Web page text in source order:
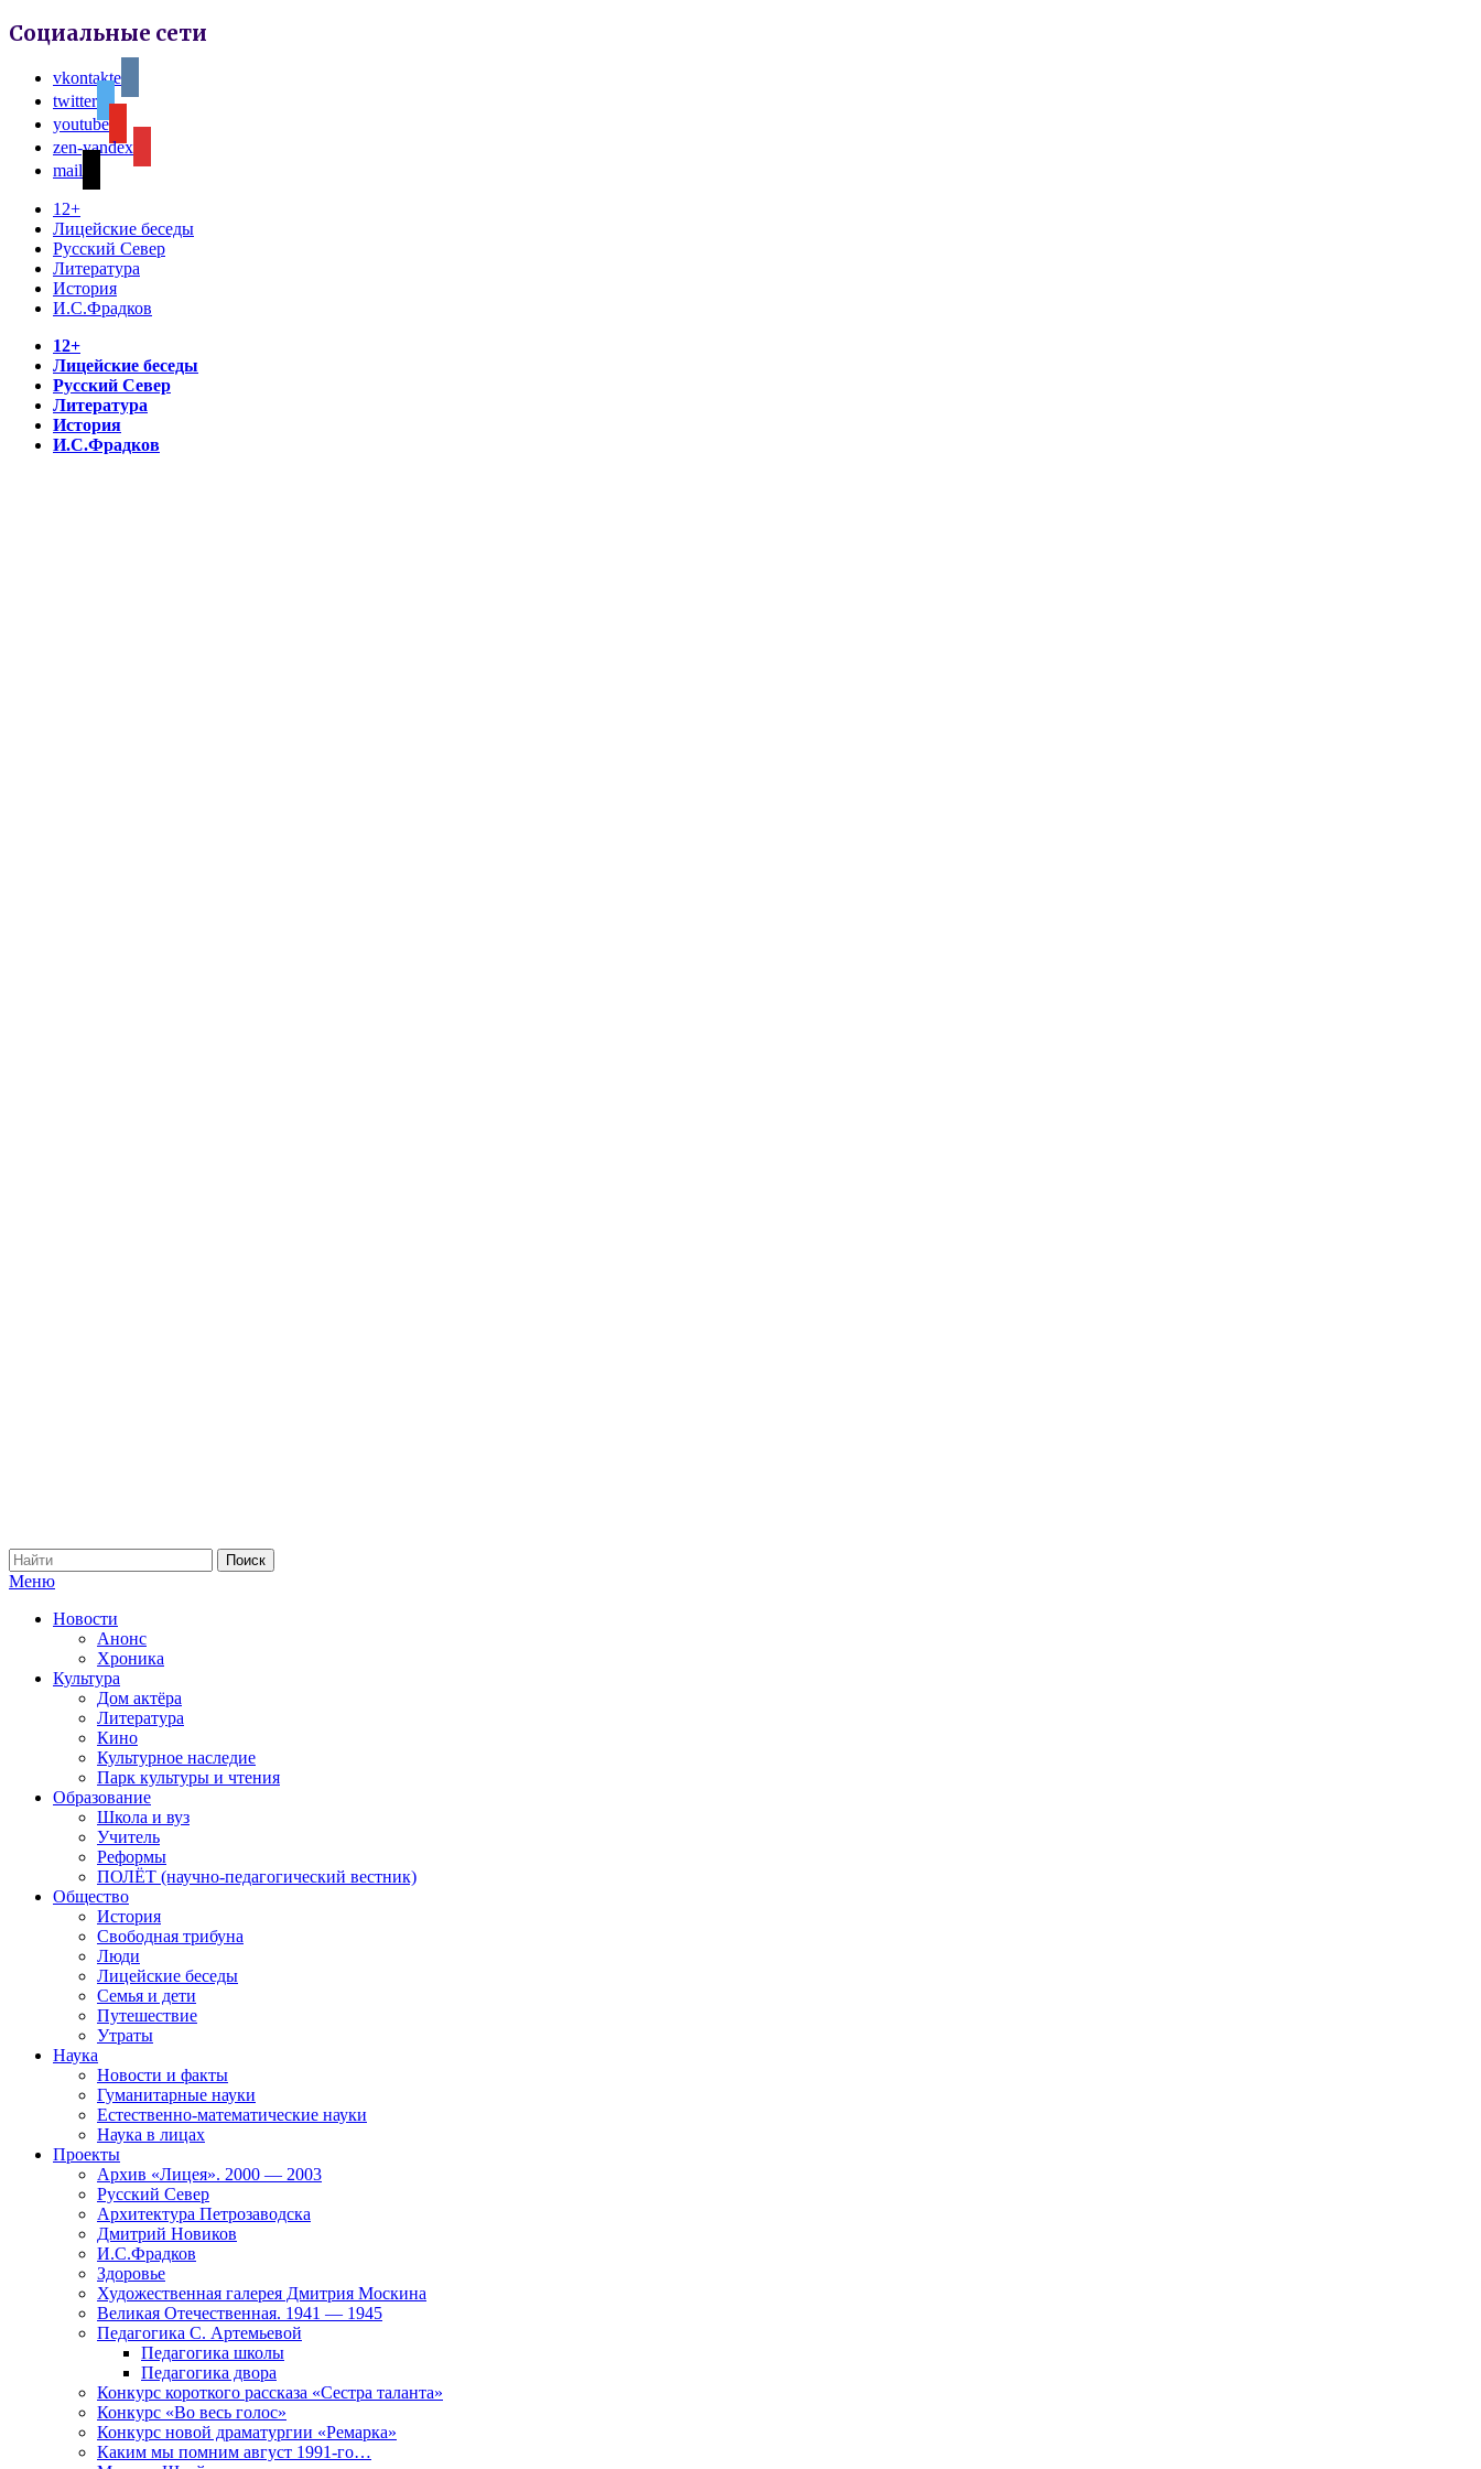
Социальные сети
vkontakte
twitter
youtube
zen-yandex
mail
12+
Лицейские беседы
Русский Север
Литература
История
И.С.Фрадков
12+
Лицейские беседы
Русский Север
Литература
История
И.С.Фрадков
Меню
Новости
Анонс
Хроника
Культура
Дом актёра
Литература
Кино
Культурное наследие
Парк культуры и чтения
Образование
Школа и вуз
Учитель
Реформы
ПОЛЁТ (научно-педагогический вестник)
Общество
История
Свободная трибуна
Люди
Лицейские беседы
Семья и дети
Путешествие
Утраты
Наука
Новости и факты
Гуманитарные науки
Естественно-математические науки
Наука в лицах
Проекты
Архив «Лицея». 2000 — 2003
Русский Север
Архитектура Петрозаводска
Дмитрий Новиков
И.С.Фрадков
Здоровье
Художественная галерея Дмитрия Москина
Великая Отечественная. 1941 — 1945
Педагогика С. Артемьевой
Педагогика школы
Педагогика двора
Конкурс короткого рассказа «Сестра таланта»
Конкурс «Во весь голос»
Конкурс новой драматургии «Ремарка»
Каким мы помним август 1991-го…